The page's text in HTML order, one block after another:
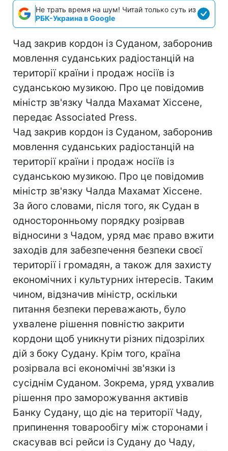
Не трать время на шум! Читай только суть из
РБК-Украина в Google
Чад закрив кордон із Суданом, заборонив
мовлення суданських радіостанцій на
території країни і продаж носіїв із
суданською музикою. Про це повідомив
міністр зв'язку Чалда Махамат Хіссене,
передає Associated Press.
Чад закрив кордон із Суданом, заборонив
мовлення суданських радіостанцій на
території країни і продаж носіїв із
суданською музикою. Про це повідомив
міністр зв'язку Чалда Махамат Хіссене.
За його словами, після того, як Судан в
односторонньому порядку розірвав
відносини з Чадом, уряд має право вжити
заходів для забезпечення безпеки своєї
території і громадян, а також для захисту
економічних і культурних інтересів. Таким
чином, відзначив міністр, оскільки
питання безпеки переважають, було
ухвалене рішення повністю закрити
кордони щоб уникнути різних підозрілих
дій з боку Судану. Крім того, країна
розірвала всі економічні зв'язки із
сусіднім Суданом. Зокрема, уряд ухвалив
рішення про заморожування активів
Банку Судану, що діє на території Чаду,
припинення товарообігу між сторонами і
скасував всі рейси із Судану до Чаду,